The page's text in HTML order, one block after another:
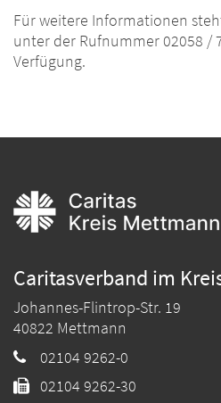
Für weitere Informationen
unter der Rufnummer 02058 /
Verfügung.
Caritasverband im
Johannes-Flintrop-Str. 19
40822 Mettmann
02104 9262-0
02104 9262-30